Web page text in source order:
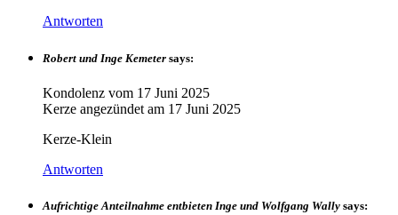
Antworten
Robert und Inge Kemeter says:
Kondolenz vom 17 Juni 2025
Kerze angezündet am 17 Juni 2025
Kerze-Klein
Antworten
Aufrichtige Anteilnahme entbieten Inge und Wolfgang Wally says: